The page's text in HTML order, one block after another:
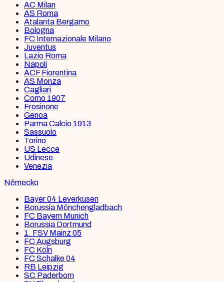
AC Milan
AS Roma
Atalanta Bergamo
Bologna
FC Internazionale Milano
Juventus
Lazio Roma
Napoli
ACF Fiorentina
AS Monza
Cagliari
Como 1907
Frosinone
Genoa
Parma Calcio 1913
Sassuolo
Torino
US Lecce
Udinese
Venezia
Německo
Bayer 04 Leverkusen
Borussia Mönchengladbach
FC Bayern Munich
Borussia Dortmund
1. FSV Mainz 05
FC Augsburg
FC Köln
FC Schalke 04
RB Leipzig
SC Paderborn